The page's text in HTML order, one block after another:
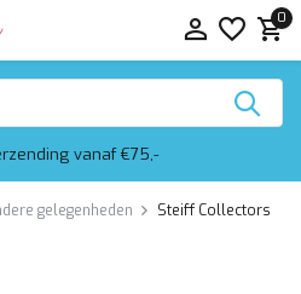
0
vanaf €75,-
gelegenheden Steiff Collectors